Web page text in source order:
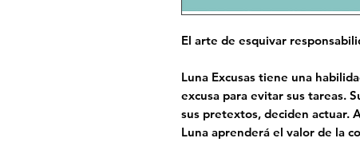
El arte de esquivar
Luna Excusas tiene una
excusa para evitar sus tareas.
sus pretextos, deciden actuar.
Luna aprenderá el valor de la